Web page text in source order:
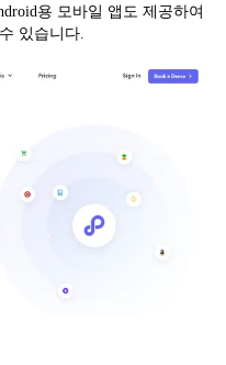
용 모바일 앱도 제공하여
있습니다.